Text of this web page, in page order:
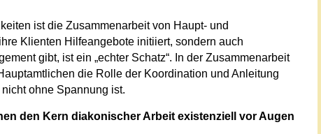
ist die Zusammenarbeit von Haupt- und
Klienten Hilfeangebote initiiert, sondern auch
gibt, ist ein „echter Schatz“. In der Zusammenarbeit
die Rolle der Koordination und Anleitung
ohne Spannung ist.
den Kern diakonischer Arbeit existenziell vor Augen